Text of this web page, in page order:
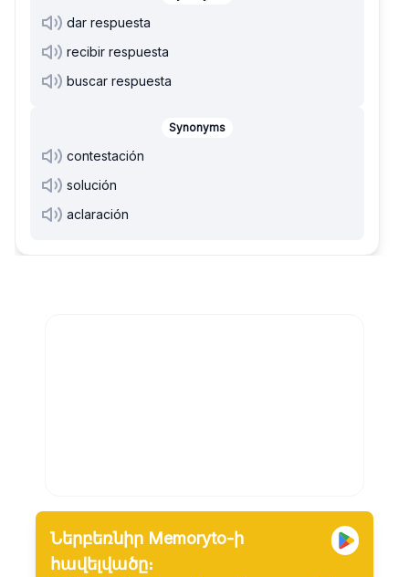
dar respuesta
recibir respuesta
buscar respuesta
Synonyms
contestación
solución
aclaración
Ներբեռնիր Memoryto-ի
հավելվածը։